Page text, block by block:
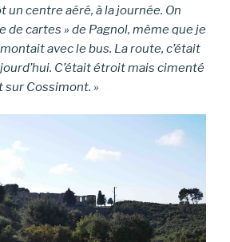
un centre aéré, à la journée. On
de cartes » de Pagnol, même que je
avec le bus. La route, c’était
C’était étroit mais cimenté
Cossimont. »